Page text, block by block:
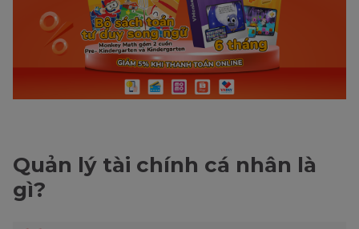
Quản lý tài chính cá nhân là
gì?